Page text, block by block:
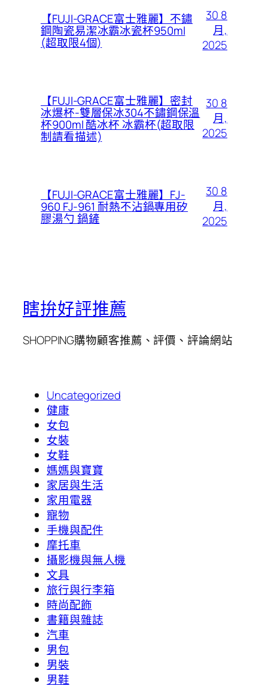
【FUJI-GRACE富士雅麗】不鏽
鋼陶瓷易潔冰霸冰瓷杯950ml
(超取限4個)
30 8
月,
2025
【FUJI-GRACE富士雅麗】密封
冰爆杯-雙層保冰304不鏽鋼保溫
杯900ml 酷冰杯 冰霸杯(超取限
制請看描述)
30 8
月,
2025
【FUJI-GRACE富士雅麗】FJ-
960 FJ-961 耐熱不沾鍋專用矽
膠湯勺 鍋鏟
30 8
月,
2025
瞎拚好評推薦
SHOPPING購物顧客推薦、評價、評論網站
Uncategorized
健康
女包
女裝
女鞋
媽媽與寶寶
家居與生活
家用電器
寵物
手機與配件
摩托車
攝影機與無人機
文具
旅行與行李箱
時尚配飾
書籍與雜誌
汽車
男包
男裝
男鞋